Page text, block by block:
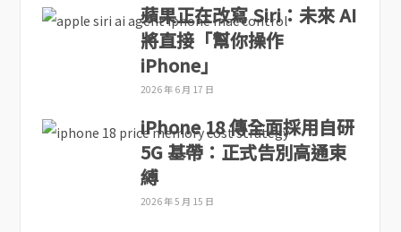
蘋果正在改寫 Siri：未來 AI
將直接「幫你操作
iPhone」
2026 年 6 月 17 日
iPhone 18 傳全面採用自研
5G 基帶：正式告別高通束
縛
2026 年 5 月 15 日